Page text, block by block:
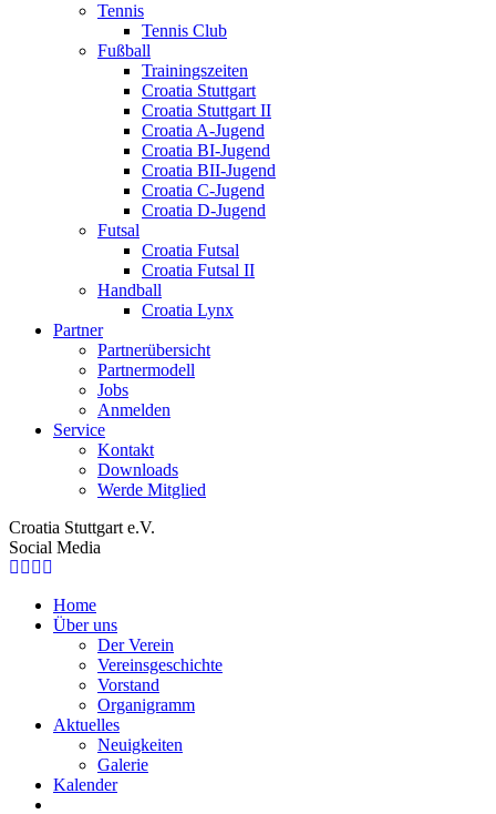
Tennis
Tennis Club
Fußball
Trainingszeiten
Croatia Stuttgart
Croatia Stuttgart II
Croatia A-Jugend
Croatia BI-Jugend
Croatia BII-Jugend
Croatia C-Jugend
Croatia D-Jugend
Futsal
Croatia Futsal
Croatia Futsal II
Handball
Croatia Lynx
Partner
Partnerübersicht
Partnermodell
Jobs
Anmelden
Service
Kontakt
Downloads
Werde Mitglied
Croatia Stuttgart e.V.
Social Media
Home
Über uns
Der Verein
Vereinsgeschichte
Vorstand
Organigramm
Aktuelles
Neuigkeiten
Galerie
Kalender